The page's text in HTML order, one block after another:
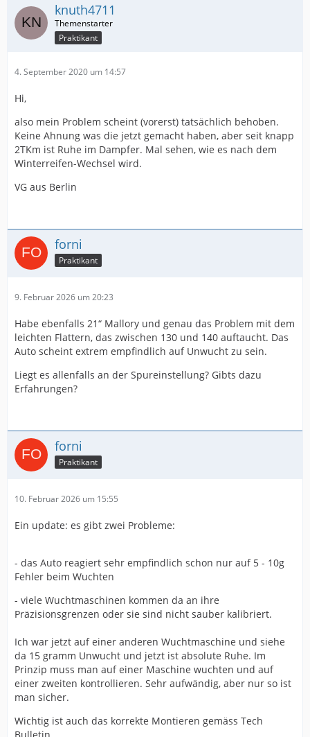
knuth4711
Praktikant
4. September 2020 um 14:57
Hi,
also mein Problem scheint (vorerst) tatsächlich behoben.
Keine Ahnung was die jetzt gemacht haben, aber seit knapp
2TKm ist Ruhe im Dampfer. Mal sehen, wie es nach dem
Winterreifen-Wechsel wird.
VG aus Berlin
forni
Praktikant
9. Februar 2026 um 20:23
Habe ebenfalls 21“ Mallory und genau das Problem mit dem
leichten Flattern, das zwischen 130 und 140 auftaucht. Das
Auto scheint extrem empfindlich auf Unwucht zu sein.
Liegt es allenfalls an der Spureinstellung? Gibts dazu
Erfahrungen?
forni
Praktikant
10. Februar 2026 um 15:55
Ein update: es gibt zwei Probleme:
- das Auto reagiert sehr empfindlich schon nur auf 5 - 10g
Fehler beim Wuchten
- viele Wuchtmaschinen kommen da an ihre
Präzisionsgrenzen oder sie sind nicht sauber kalibriert.
Ich war jetzt auf einer anderen Wuchtmaschine und siehe
da 15 gramm Unwucht und jetzt ist absolute Ruhe. Im
Prinzip muss man auf einer Maschine wuchten und auf
einer zweiten kontrollieren. Sehr aufwändig, aber nur so ist
man sicher.
Wichtig ist auch das korrekte Montieren gemäss Tech